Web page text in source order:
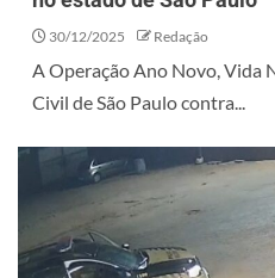
30/12/2025 Redação
A Operação Ano Novo, Vida
Civil de São Paulo contra...